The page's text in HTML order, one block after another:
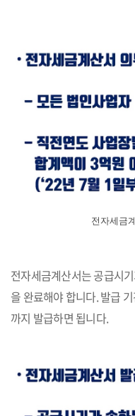
전자세금
전자세금계산서는 공급시
을 완료해야 합니다. 발급
까지 발급하면 됩니다.